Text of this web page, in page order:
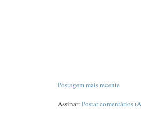
Postagem mais recente
Assinar: Postar comentários